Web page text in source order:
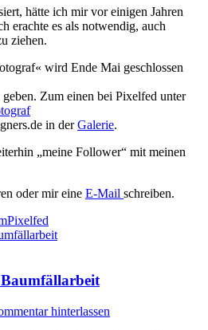
hätte ich mir vor einigen Jahren
erachte es als notwendig, auch
ziehen.
wird Ende Mai geschlossen
Zum einen bei Pixelfed unter
in derGalerie.
„meine Follower“ mit meinen
oder mir eine E-Mail schreiben.
Pixelfed
hinterlassen